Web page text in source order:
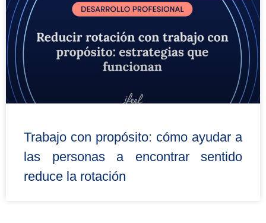
Trabajo con propósito: cómo ayudar a
las personas a encontrar sentido
reduce la rotación